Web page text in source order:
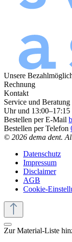
Unsere
Rechnung
Kontakt
Service und Beratung
Uhr und
Bestellen per E-Mail
Bestellen per Telefon
© 2026 dema dent.
Datenschutz
Impressum
Disclaimer
AGB
Cookie-
Zur Material-Liste